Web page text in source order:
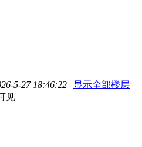
5-27 18:46:22 | 显示全部楼层
见